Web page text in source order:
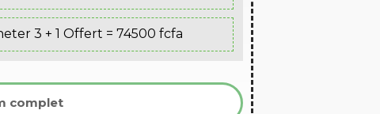
3 + 1 Offert = 74500 fcfa